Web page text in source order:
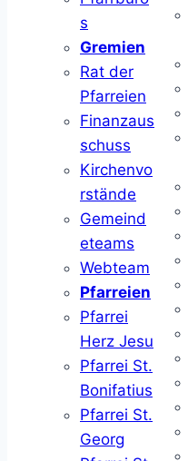
s
Gremien
Rat der
Pfarreien
Finanzaus
schuss
Kirchenvo
rstände
Gemeind
eteams
Webteam
Pfarreien
Pfarrei
Herz Jesu
Pfarrei St.
Bonifatius
Pfarrei St.
Georg